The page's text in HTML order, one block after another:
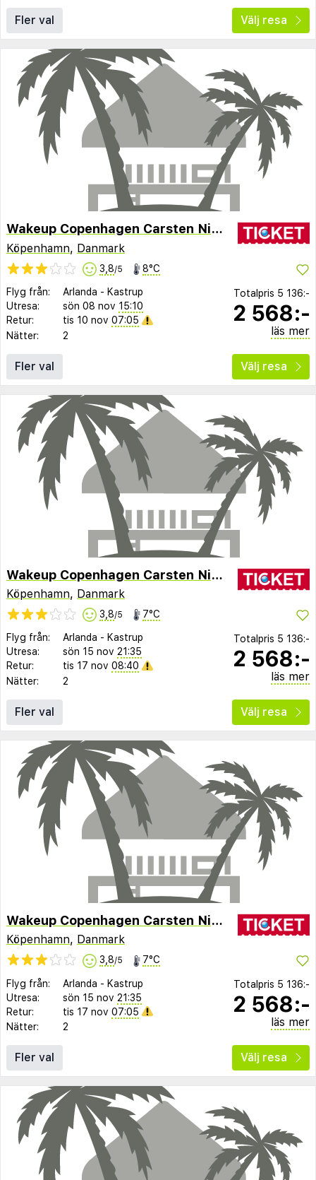
Fler val Välj resa
Wakeup Copenhagen Carsten Niebuhrs Gade
Köpenhamn, Danmark
3,8/5 8°C
Flyg från: Arlanda - Kastrup
Utresa:
sön 08 nov 15:10
Retur:
tis 10 nov 07:05
Nätter:
2
Totalpris 5 136:-
2 568:-
läs mer
Fler val Välj resa
Wakeup Copenhagen Carsten Niebuhrs Gade
Köpenhamn, Danmark
3,8/5 7°C
Flyg från: Arlanda - Kastrup
Utresa:
sön 15 nov 21:35
Retur:
tis 17 nov 08:40
Nätter:
2
Totalpris 5 136:-
2 568:-
läs mer
Fler val Välj resa
Wakeup Copenhagen Carsten Niebuhrs Gade
Köpenhamn, Danmark
3,8/5 7°C
Flyg från: Arlanda - Kastrup
Utresa:
sön 15 nov 21:35
Retur:
tis 17 nov 07:05
Nätter:
2
Totalpris 5 136:-
2 568:-
läs mer
Fler val Välj resa